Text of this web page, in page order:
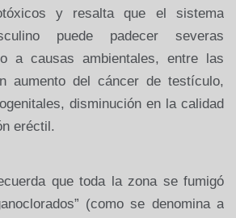
y resalta que el
sistema
puede padecer severas
a causas ambientales, entre las
aumento del cáncer de testículo,
disminución en la calidad
eréctil.
que toda la zona se fumigó
(como se denomina a